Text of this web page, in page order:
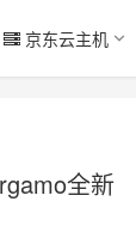
京东云主机
全新